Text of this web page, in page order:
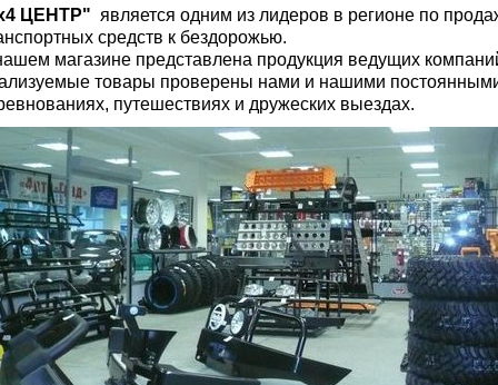
ЦЕНТР" является одним из лидеров в регионе по
средств к бездорожью.
магазине представлена продукция ведущих
товары проверены нами и нашими
путешествиях и дружеских выездах.